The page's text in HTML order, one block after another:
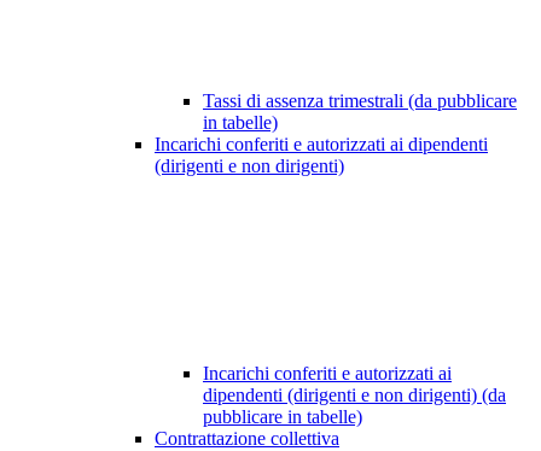
Tassi di assenza trimestrali (da pubblicare
in tabelle)
Incarichi conferiti e autorizzati ai dipendenti
(dirigenti e non dirigenti)
Incarichi conferiti e autorizzati ai
dipendenti (dirigenti e non dirigenti) (da
pubblicare in tabelle)
Contrattazione collettiva